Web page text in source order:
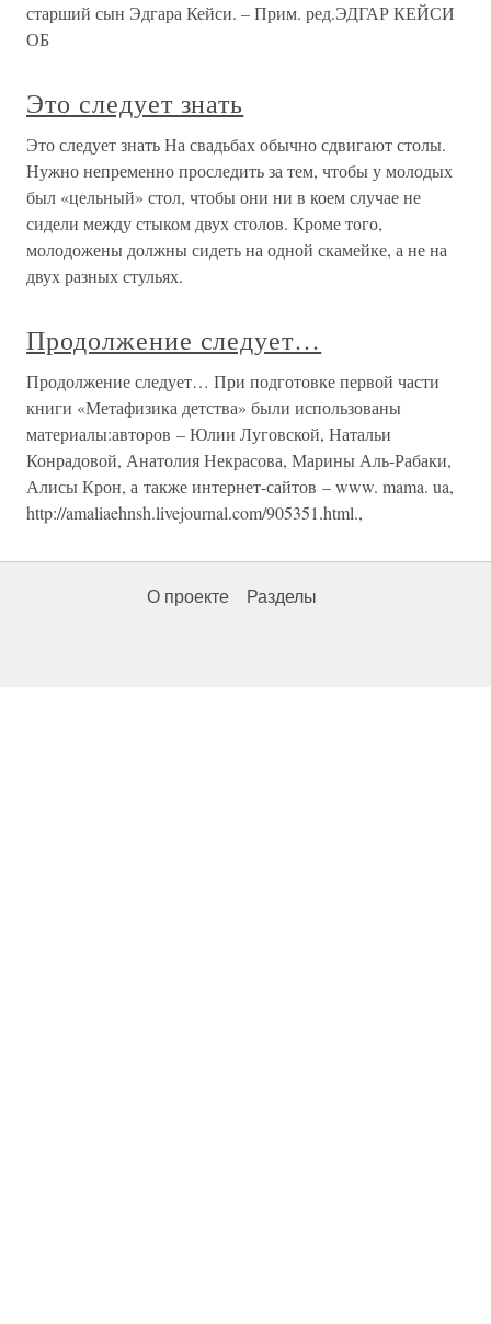
старший сын Эдгара Кейси. – Прим. ред.ЭДГАР КЕЙСИ
ОБ
Это следует знать
Это следует знать На свадьбах обычно сдвигают столы.
Нужно непременно проследить за тем, чтобы у молодых
был «цельный» стол, чтобы они ни в коем случае не
сидели между стыком двух столов. Кроме того,
молодожены должны сидеть на одной скамейке, а не на
двух разных стульях.
Продолжение следует…
Продолжение следует… При подготовке первой части
книги «Метафизика детства» были использованы
материалы:авторов – Юлии Луговской, Натальи
Конрадовой, Анатолия Некрасова, Марины Аль-Рабаки,
Алисы Крон, а также интернет-сайтов – www. mama. ua,
http://amaliaehnsh.livejournal.com/905351.html.,
О проекте Разделы